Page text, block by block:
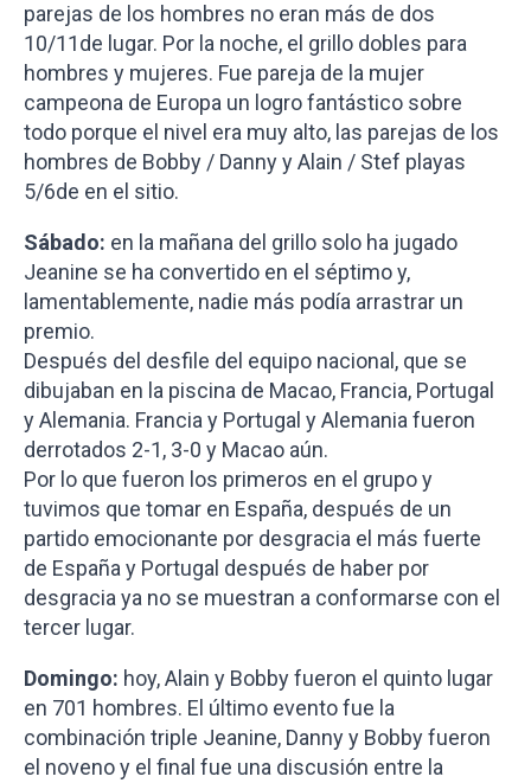
parejas de los hombres no eran más de dos
10/11de lugar. Por la noche, el grillo dobles para
hombres y mujeres. Fue pareja de la mujer
campeona de Europa un logro fantástico sobre
todo porque el nivel era muy alto, las parejas de los
hombres de Bobby / Danny y Alain / Stef playas
5/6de en el sitio.
Sábado: en la mañana del grillo solo ha jugado
Jeanine se ha convertido en el séptimo y,
lamentablemente, nadie más podía arrastrar un
premio.
Después del desfile del equipo nacional, que se
dibujaban en la piscina de Macao, Francia, Portugal
y Alemania. Francia y Portugal y Alemania fueron
derrotados 2-1, 3-0 y Macao aún.
Por lo que fueron los primeros en el grupo y
tuvimos que tomar en España, después de un
partido emocionante por desgracia el más fuerte
de España y Portugal después de haber por
desgracia ya no se muestran a conformarse con el
tercer lugar.
Domingo: hoy, Alain y Bobby fueron el quinto lugar
en 701 hombres. El último evento fue la
combinación triple Jeanine, Danny y Bobby fueron
el noveno y el final fue una discusión entre la